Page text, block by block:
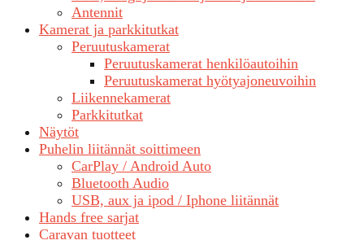
Antennit
Kamerat ja parkkitutkat
Peruutuskamerat
Peruutuskamerat henkilöautoihin
Peruutuskamerat hyötyajoneuvoihin
Liikennekamerat
Parkkitutkat
Näytöt
Puhelin liitännät soittimeen
CarPlay / Android Auto
Bluetooth Audio
USB, aux ja ipod / Iphone liitännät
Hands free sarjat
Caravan tuotteet